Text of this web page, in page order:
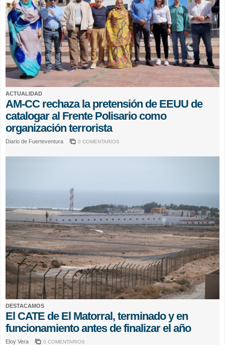
ACTUALIDAD
AM-CC rechaza la pretensión de EEUU de
catalogar al Frente Polisario como
organización terrorista
Diario de Fuerteventura 0 COMENTARIOS
DESTACAMOS
El CATE de El Matorral, terminado y en
funcionamiento antes de finalizar el año
Eloy Vera 0 COMENTARIOS